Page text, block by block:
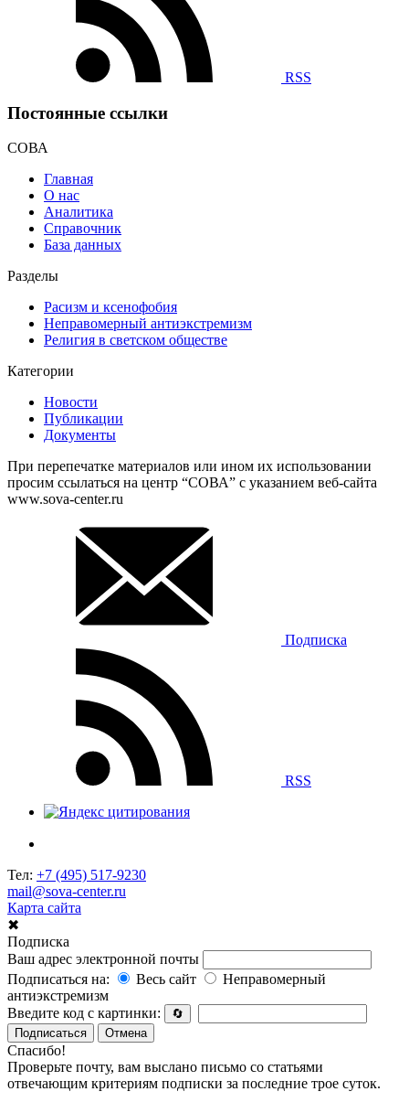
RSS
Постоянные ссылки
СОВА
Главная
О нас
Аналитика
Справочник
База данных
Разделы
Расизм и ксенофобия
Неправомерный антиэкстремизм
Религия в светском обществе
Категории
Новости
Публикации
Документы
При перепечатке материалов или ином их использовании
просим ссылаться на центр “СОВА” с указанием веб-сайта
www.sova-center.ru
Подписка
RSS
Тел: +7 (495) 517-9230
mail@sova-center.ru
Карта сайта
✖
Подписка
Ваш адрес электронной почты
Подписаться на:
Весь сайт
Неправомерный
антиэкстремизм
Введите код с картинки:
🔄
Подписаться
Отмена
Спасибо!
Проверьте почту, вам выслано письмо со статьями
отвечающим критериям подписки за последние трое суток.